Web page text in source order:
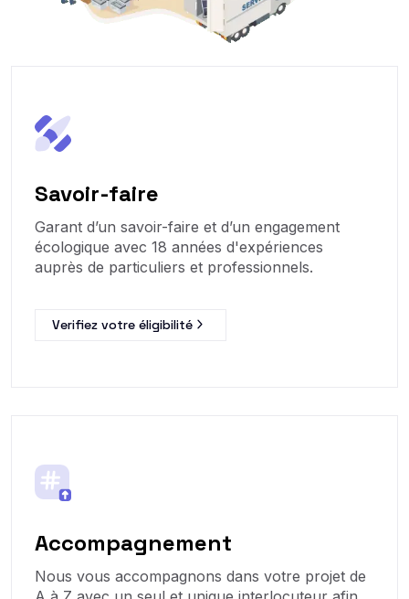
Savoir-faire
Garant d’un savoir-faire et d’un engagement
écologique avec 18 années d'expériences
auprès de particuliers et professionnels.
Verifiez votre éligibilité
Accompagnement
Nous vous accompagnons dans votre projet de